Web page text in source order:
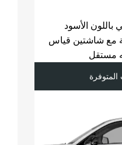
الأسود
مع شاشتين قياس